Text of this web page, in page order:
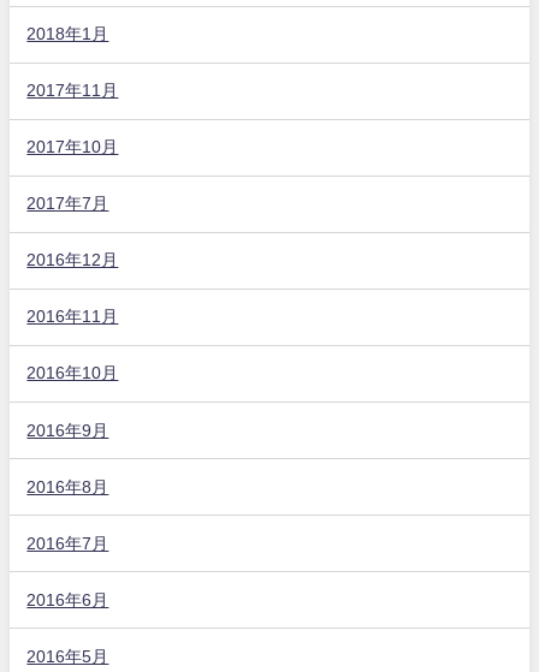
2018年1月
2017年11月
2017年10月
2017年7月
2016年12月
2016年11月
2016年10月
2016年9月
2016年8月
2016年7月
2016年6月
2016年5月